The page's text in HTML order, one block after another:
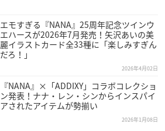
エモすぎる『NANA』25周年記念ツインウ
エハースが2026年7月発売！矢沢あいの美
麗イラストカード全33種に「楽しみすぎん
だろ！」
2026年4月02日
『NANA』×「ADDIXY」コラボコレクショ
ン発表！ナナ・レン・シンからインスパイ
アされたアイテムが勢揃い
2026年1月08日